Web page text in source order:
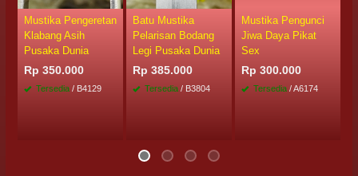
Mustika Pengeretan
Klabang Asih
Pusaka Dunia
Rp 350.000
Tersedia / B4129
Batu Mustika
Pelarisan Bodang
Legi Pusaka Dunia
Rp 385.000
Tersedia / B3804
Mustika Pengunci
Jiwa Daya Pikat
Sex
Rp 300.000
Tersedia / A6174